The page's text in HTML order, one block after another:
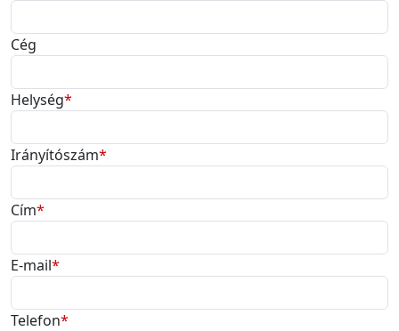
Cég
Helység*
Irányítószám*
Cím*
E-mail*
Telefon*